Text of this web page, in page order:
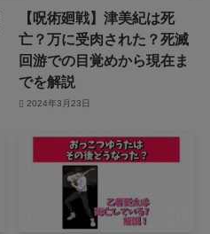
【呪術廻戦】津美紀は死
亡？万に受肉された？死滅
回游での目覚めから現在ま
でを解説
2024年3月23日